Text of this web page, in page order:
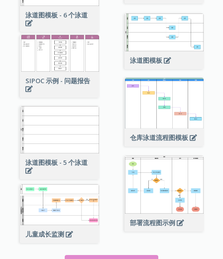
泳道图模板 - 6 个泳道
泳道图模板
SIPOC 示例 - 问题报告
仓库泳道流程图模板
泳道图模板 - 5 个泳道
部署流程图示例
儿童成长监测